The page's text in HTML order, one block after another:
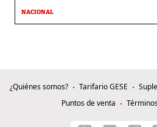
NACIONAL
¿Quiénes somos? Tarifario GESE
Puntos de venta